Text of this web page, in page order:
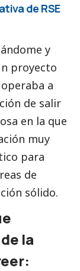
de RSE
y
proyecto
a
de salir
en la que
muy
para
de
sólido.
la